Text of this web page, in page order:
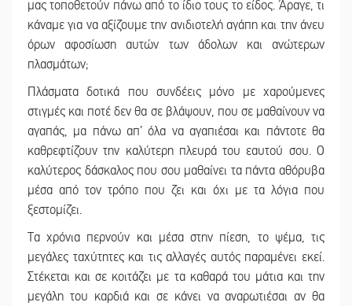
μας τοποθετούν πάνω από το ίδιο τους το είδος. Άραγε, τι
κάναμε για να αξίζουμε την ανιδιοτελή αγάπη και την άνευ
όρων αφοσίωση αυτών των άδολων και ανώτερων
πλασμάτων;
Πλάσματα δοτικά που συνδέεις μόνο με χαρούμενες
στιγμές και ποτέ δεν θα σε βλάψουν, που σε μαθαίνουν να
αγαπάς, μα πάνω απ’ όλα να αγαπιέσαι και πάντοτε θα
καθρεφτίζουν την καλύτερη πλευρά του εαυτού σου. Ο
καλύτερος δάσκαλος που σου μαθαίνει τα πάντα αθόρυβα
μέσα από τον τρόπο που ζει και όχι με τα λόγια που
ξεστομίζει.
Τα χρόνια περνούν και μέσα στην πίεση, το ψέμα, τις
μεγάλες ταχύτητες και τις αλλαγές αυτός παραμένει εκεί.
Στέκεται και σε κοιτάζει με τα καθαρά του μάτια και την
μεγάλη του καρδιά και σε κάνει να αναρωτιέσαι αν θα